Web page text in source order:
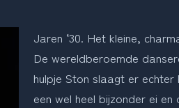
Jaren ‘30. Het kleine,
De wereldberoemde
hulpje Ston slaagt er
een wel heel bijzonder ei